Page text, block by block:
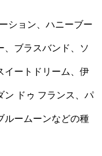
ション、ハニーブー
、ブラスバンド、ソ
イートドリーム、伊
ン ドゥ フランス、パ
ルームーンなどの種